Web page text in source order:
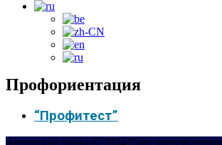
Профориентация
“Профитест”